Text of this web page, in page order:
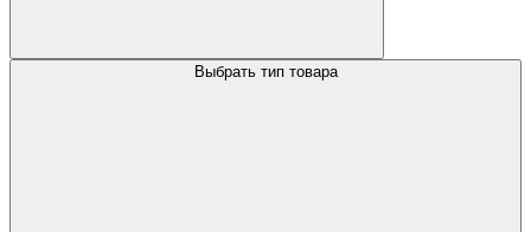
Выбрать тип товара